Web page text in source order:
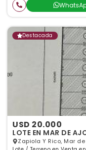
Destacada
USD 20.000
LOTE EN MAR DE
Zapiola Y Rico, Mar